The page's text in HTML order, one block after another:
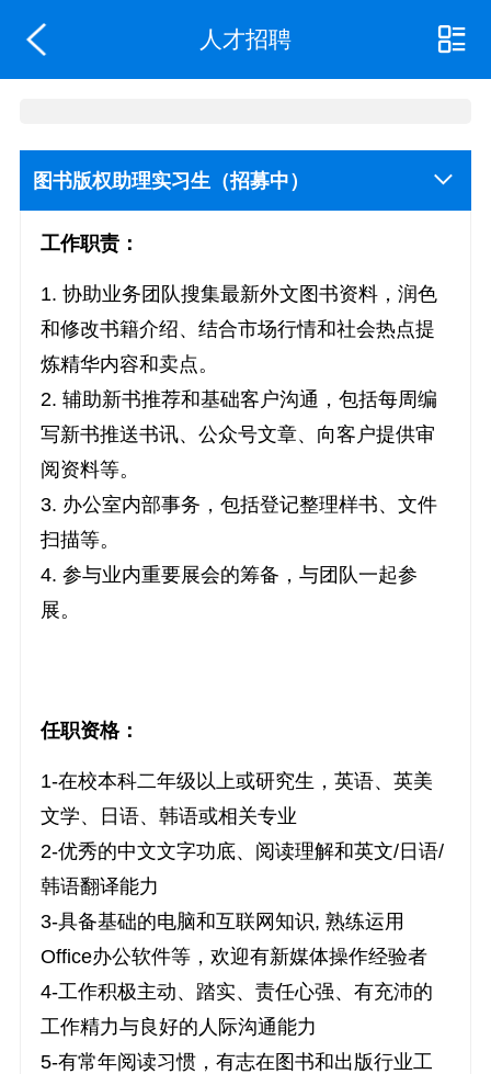
人才招聘
图书版权助理实习生（招募中）
工作职责：
1. 协助业务团队搜集最新外文图书资料，润色
和修改书籍介绍、结合市场行情和社会热点提
炼精华内容和卖点。
2. 辅助新书推荐和基础客户沟通，包括每周编
写新书推送书讯、公众号文章、向客户提供审
阅资料等。
3. 办公室内部事务，包括登记整理样书、文件
扫描等。
4. 参与业内重要展会的筹备，与团队一起参
展。
任职资格：
1-在校本科二年级以上或研究生，英语、英美
文学、日语、韩语或相关专业
2-优秀的中文文字功底、阅读理解和英文/日语/
韩语翻译能力
3-具备基础的电脑和互联网知识, 熟练运用
Office办公软件等，欢迎有新媒体操作经验者
4-工作积极主动、踏实、责任心强、有充沛的
工作精力与良好的人际沟通能力
5-有常年阅读习惯，有志在图书和出版行业工